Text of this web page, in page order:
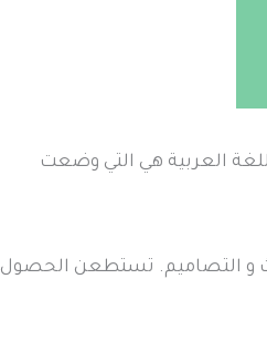
العربية هي التي وضعت
و التصاميم. تستطعن الحصول